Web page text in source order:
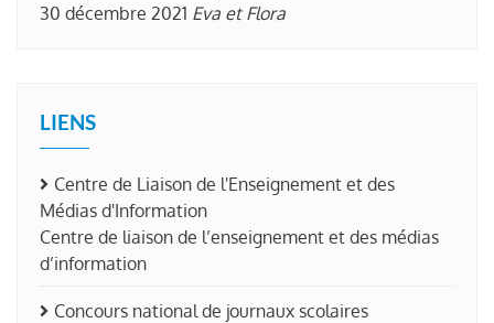
30 décembre 2021 Eva et Flora
LIENS
Centre de Liaison de l'Enseignement et des
Médias d'Information
Centre de liaison de l’enseignement et des médias
d’information
Concours national de journaux scolaires